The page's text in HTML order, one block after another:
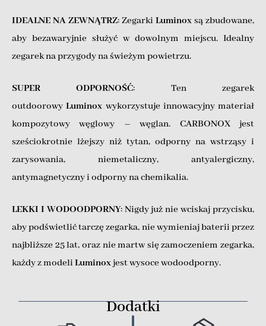
IDEALNE NA ZEWNĄTRZ: Zegarki Luminox są zbudowane,
aby bezawaryjnie służyć w dowolnym miejscu. Idealny
zegarek na przygody na świeżym powietrzu.
SUPER ODPORNOŚĆ: Ten zegarek
outdoorowyLuminox wykorzystuje innowacyjny materiał
kompozytowy węglowy – węglan. CARBONOX jest
sześciokrotnie lżejszy niż tytan, odporny na wstrząsy i
zarysowania, niemetaliczny, antyalergiczny,
antymagnetyczny i odporny na chemikalia.
LEKKI I WODOODPORNY: Nigdy już nie wciskaj przycisku,
aby podświetlić tarczę zegarka, nie wymieniaj baterii przez
najbliższe 25 lat, oraz nie martw się zamoczeniem zegarka,
każdy z modeliLuminoxjest wysoce wodoodporny.
Dodatki